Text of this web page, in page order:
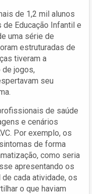
de 1,2 mil alunos
Educação Infantil e
uma série de
estruturadas de
tiveram a
de jogos,
seu
de saúde
e cenários
Por exemplo, os
de forma
como seria
apresentando os
de cada atividade, os
o que haviam